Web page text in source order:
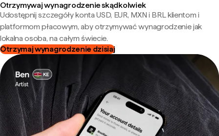
Otrzymywaj wynagrodzenie skądkolwiek
Udostępnij szczegóły konta USD, EUR, MXN i BRL klientom i
platformom płacowym, aby otrzymywać wynagrodzenie jak
lokalna osoba, na całym świecie.
Otrzymaj wynagrodzenie dzisiaj